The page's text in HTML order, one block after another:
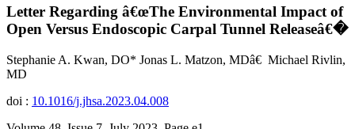
Letter Regarding â€œThe Environmental Impact of
Open Versus Endoscopic Carpal Tunnel Releaseâ€�
Stephanie A. Kwan, DO* Jonas L. Matzon, MDâ€ Michael Rivlin,
MD
doi : 10.1016/j.jhsa.2023.04.008